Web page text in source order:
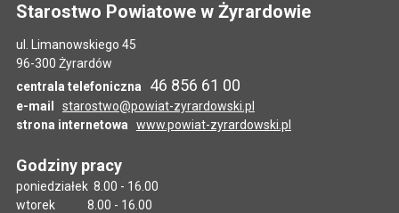
Starostwo Powiatowe w Żyrardowie
ul. Limanowskiego 45
96-300 Żyrardów
centrala telefoniczna
46 856 61 00
e-mail
starostwo@powiat-zyrardowski.pl
strona internetowa
www.powiat-zyrardowski.pl
Godziny pracy
poniedziałek 8.00 - 16.00
wtorek 8.00 - 16.00